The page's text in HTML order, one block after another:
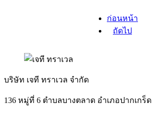
ก่อนหน้า
ถัดไป
บริษัท เจที ทราเวล จำกัด
136 หมู่ที่ 6 ตำบลบางตลาด อำเภอปากเกร็ด